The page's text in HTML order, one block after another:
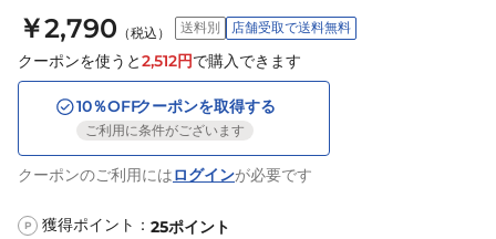
￥2,790 （税込） 送料別 店舗受取で送料無料
クーポンを使うと2,512円で購入できます
10％OFFクーポンを取得する
ご利用に条件がございます
クーポンのご利用にはログインが必要です
P 獲得ポイント： 25ポイント